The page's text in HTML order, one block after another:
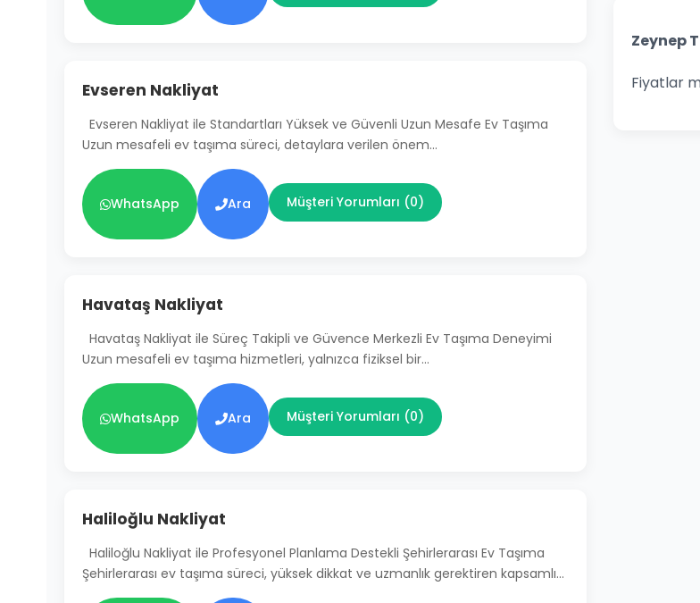
Evseren Nakliyat
Evseren Nakliyat ile Standartları Yüksek ve Güvenli Uzun Mesafe Ev Taşıma
Uzun mesafeli ev taşıma süreci, detaylara verilen önem…
WhatsApp Ara Müşteri Yorumları (0)
Havataş Nakliyat
Havataş Nakliyat ile Süreç Takipli ve Güvence Merkezli Ev Taşıma Deneyimi
Uzun mesafeli ev taşıma hizmetleri, yalnızca fiziksel bir…
WhatsApp Ara Müşteri Yorumları (0)
Haliloğlu Nakliyat
Haliloğlu Nakliyat ile Profesyonel Planlama Destekli Şehirlerarası Ev Taşıma
Şehirlerarası ev taşıma süreci, yüksek dikkat ve uzmanlık gerektiren kapsamlı…
Zeynep
Fiyatlar